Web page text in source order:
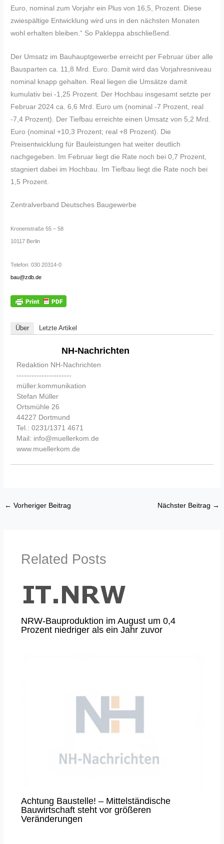
Euro, nominal zum Vorjahr ein Plus von 16,5, Prozent. Diese
zwiespältige Entwicklung wird uns in den nächsten Monaten
wohl erhalten bleiben.“ So Pakleppa abschließend.
Der Umsatz im Bauhauptgewerbe erreicht per Februar über alle
Bausparten ca. 11,8 Mrd. Euro. Damit wird das Vorjahresniveau
nominal knapp gehalten. Real liegen die Umsätze damit
kumulativ bei -1,25 Prozent. Der Hochbau insgesamt setzte per
Februar 2024 ca. 6,6 Mrd. Euro um (nominal -7 Prozent, real
-7,4 Prozent). Der Tiefbau erreichte einen Umsatz von 5,2 Mrd.
Euro (nominal +10,3 Prozent; real +8 Prozent). Die
Preisentwicklung für Bauleistungen hat weiter deutlich
nachgegeben. Im Februar liegt die Rate noch bei 0,7 Prozent,
stagniert dabei im Hochbau. Im Tiefbau liegt die Rate noch bei
1,5 Prozent.
Zentralverband Deutsches Baugewerbe
Kronenstraße 55 – 58
10117 Berlin
Telefon: 030 20314-0
bau@zdb.de
Über Letzte Artikel
NH-Nachrichten
Redaktion NH-Nachrichten
----------------------
müller:kommunikation
Stefan Müller
Ortsmühle 26
44227 Dortmund
Tel.: 0231/1371 4671
Mail: info@muellerkom.de
www.muellerkom.de
← Vorheriger Beitrag Nächster Beitrag →
Related Posts
NRW-Bauproduktion im August um 0,4
Prozent niedriger als ein Jahr zuvor
Achtung Baustelle! – Mittelständische
Bauwirtschaft steht vor größeren
Veränderungen